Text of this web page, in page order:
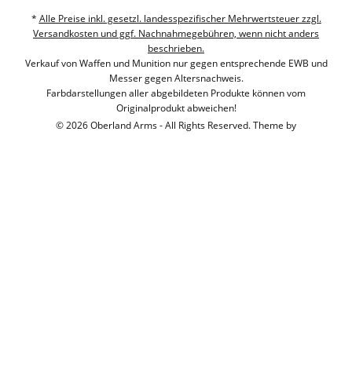
* Alle Preise inkl. gesetzl. landesspezifischer Mehrwertsteuer zzgl.
Versandkosten und ggf. Nachnahmegebühren, wenn nicht anders
beschrieben.
Verkauf von Waffen und Munition nur gegen entsprechende EWB und
Messer gegen Altersnachweis.
Farbdarstellungen aller abgebildeten Produkte können vom
Originalprodukt abweichen!
© 2026 Oberland Arms - All Rights Reserved. Theme by